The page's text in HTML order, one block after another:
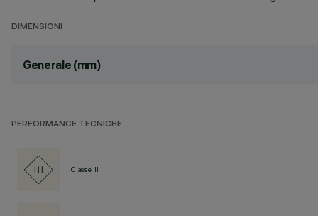
DIMENSIONI
Generale (mm)
PERFORMANCE TECNICHE
Classe III